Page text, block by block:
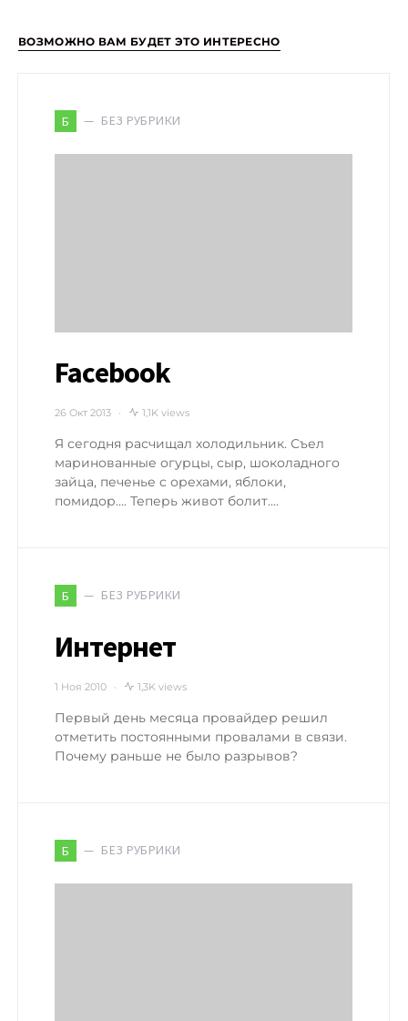
ВОЗМОЖНО ВАМ БУДЕТ ЭТО ИНТЕРЕСНО
Б БЕЗ РУБРИКИ
Facebook
26 Окт 2013 1,1K views
Я сегодня расчищал холодильник. Съел
маринованные огурцы, сыр, шоколадного
зайца, печенье с орехами, яблоки,
помидор…. Теперь живот болит.…
Б БЕЗ РУБРИКИ
Интернет
1 Ноя 2010 1,3K views
Первый день месяца провайдер решил
отметить постоянными провалами в связи.
Почему раньше не было разрывов?
Б БЕЗ РУБРИКИ